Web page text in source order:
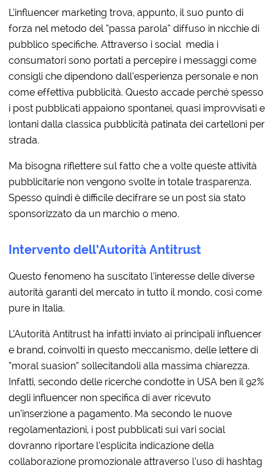
L’influencer marketing trova, appunto, il suo punto di
forza nel metodo del “passa parola” diffuso in nicchie di
pubblico specifiche. Attraverso i social media i
consumatori sono portati a percepire i messaggi come
consigli che dipendono dall’esperienza personale e non
come effettiva pubblicità. Questo accade perché spesso
i post pubblicati appaiono spontanei, quasi improvvisati e
lontani dalla classica pubblicità patinata dei cartelloni per
strada.
Ma bisogna riflettere sul fatto che a volte queste attività
pubblicitarie non vengono svolte in totale trasparenza.
Spesso quindi è difficile decifrare se un post sia stato
sponsorizzato da un marchio o meno.
Intervento dell’Autorità Antitrust
Questo fenomeno ha suscitato l’interesse delle diverse
autorità garanti del mercato in tutto il mondo, così come
pure in Italia.
L’Autorità Antitrust ha infatti inviato ai principali influencer
e brand, coinvolti in questo meccanismo, delle lettere di
“moral suasion” sollecitandoli alla massima chiarezza.
Infatti, secondo delle ricerche condotte in USA ben il 92%
degli influencer non specifica di aver ricevuto
un’inserzione a pagamento. Ma secondo le nuove
regolamentazioni, i post pubblicati sui vari social
dovranno riportare l’esplicita indicazione della
collaborazione promozionale attraverso l’uso di hashtag